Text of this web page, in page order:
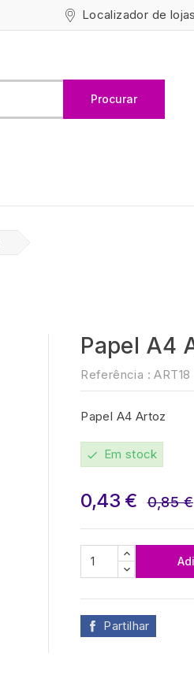
Localizador de lojas
Procurar
Papel A4
Referência : ART18
Papel A4 Artoz
check Em stock
0,43 € 0,85 €
Partilhar